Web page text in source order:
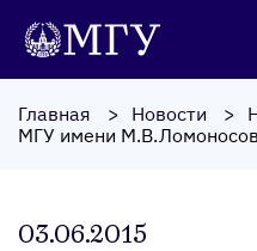
Главная Новости
03.06.2015